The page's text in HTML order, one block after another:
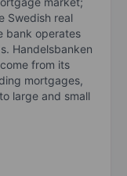
Swedish real
bank operates
Handelsbanken
from its
mortgages,
large and small